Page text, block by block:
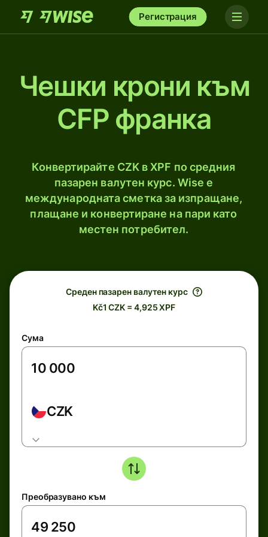
Регистрация
Чешки крони към
CFP франка
Конвертирайте CZK в XPF по средния
пазарен валутен курс. Wise е
международната сметка за изпращане,
плащане и конвертиране на пари като
местен потребител.
Среден пазарен валутен курс
Kč1 CZK = 4,925 XPF
Сума
CZK
Преобразувано към